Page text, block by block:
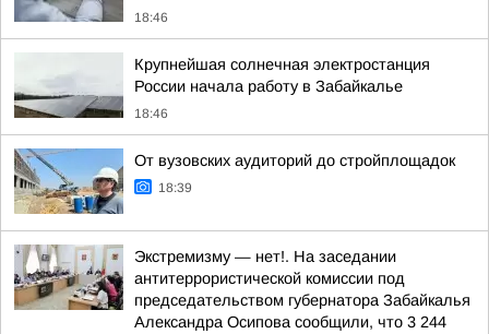
18:46
Крупнейшая солнечная электростанция
России начала работу в Забайкалье
18:46
От вузовских аудиторий до стройплощадок
18:39
Экстремизму — нет!. На заседании
антитеррористической комиссии под
председательством губернатора Забайкалья
Александра Осипова сообщили, что 3 244